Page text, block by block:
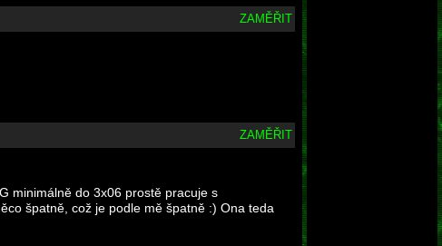
ZAMĚŘIT
ZAMĚŘIT
minimálně do 3x06 prostě pracuje s
špatně, což je podle mě špatně :) Ona teda